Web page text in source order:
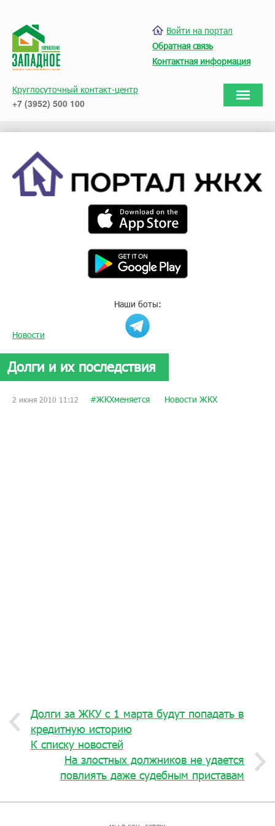
Войти на портал
Обратная связь
Контактная информация
Круглосуточный контакт-центр
+7 (3952) 500 100
Наши боты:
Новости
Долги и их последствия
2 июня 2010 11:12 #ЖКХменяется Новости ЖКХ
Долги за ЖКУ с 1 марта будут попадать в
кредитную историю
К списку новостей
На злостных должников не удается
повлиять даже судебным приставам